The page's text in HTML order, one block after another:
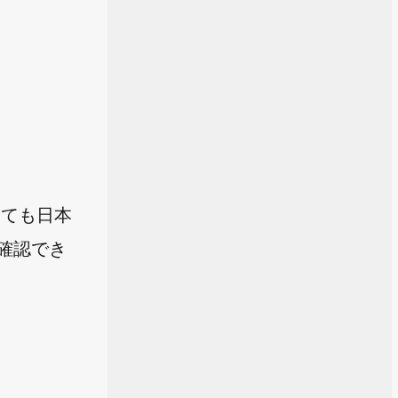
も日本
認でき